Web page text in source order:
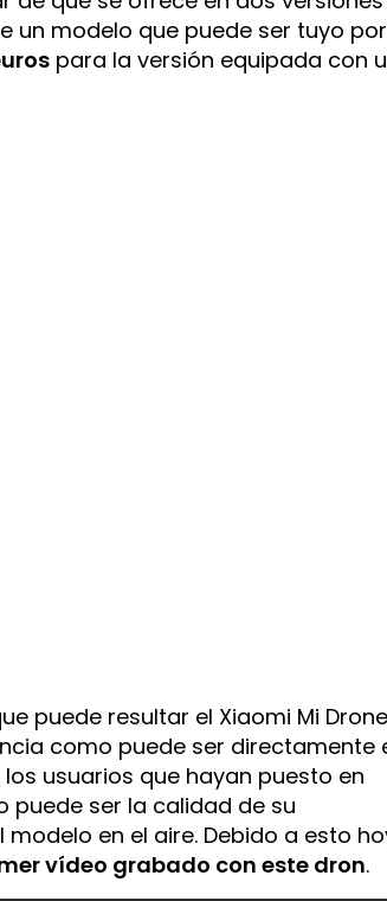
un modelo que puede ser tuyo por
para la versión equipada con
puede resultar el Xiaomi Mi
como puede ser directamente
usuarios que hayan puesto en
ser la calidad de su
en el aire. Debido a esto
vídeo grabado con este dron.